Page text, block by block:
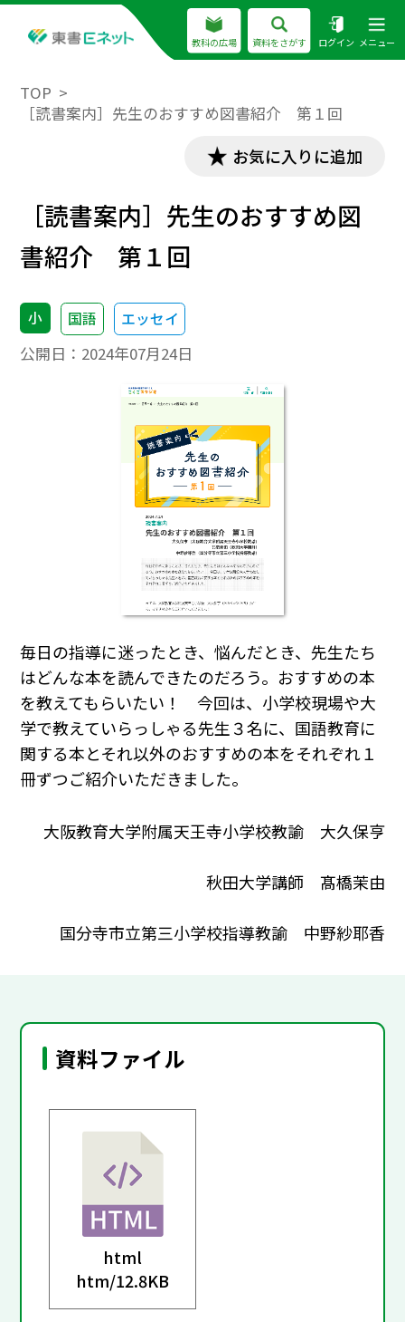
教科の広場 資料をさがす ログイン メニュー
TOP
［読書案内］先生のおすすめ図書紹介 第１回
お気に入りに追加
［読書案内］先生のおすすめ図
書紹介 第１回
小 国語 エッセイ
公開日： 2024年07月24日
毎日の指導に迷ったとき、悩んだとき、先生たち
はどんな本を読んできたのだろう。おすすめの本
を教えてもらいたい！ 今回は、小学校現場や大
学で教えていらっしゃる先生３名に、国語教育に
関する本とそれ以外のおすすめの本をそれぞれ１
冊ずつご紹介いただきました。
大阪教育大学附属天王寺小学校教諭 大久保亨
秋田大学講師 髙橋茉由
国分寺市立第三小学校指導教諭 中野紗耶香
資料ファイル
html
htm/12.8KB